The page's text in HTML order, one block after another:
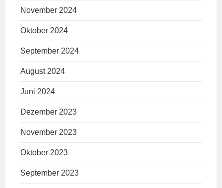
November 2024
Oktober 2024
September 2024
August 2024
Juni 2024
Dezember 2023
November 2023
Oktober 2023
September 2023